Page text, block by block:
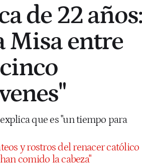
de 22 años:
Misa entre
que es "un tiempo para
y rostros del renacer católico
comido la cabeza"